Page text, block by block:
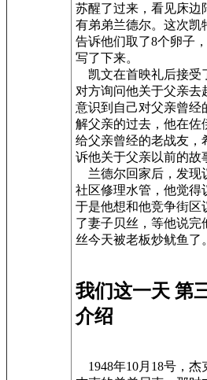
苏醒了过来，看见床边
有弟弟兰德尔。这次凯
告诉他们取了8个卵子
写了下来。
凯文在首映礼后接受
对方询问他关于父亲去
意识到自己对父亲曾经
解父亲的过去，他在佐
给父亲曾经的老战友，
诉他关于父亲以前的故
兰德尔回家后，发现
社区修理水管，他觉得
于是他想和他竞争街区
了妻子贝丝，等他说完
丝今天被老板炒鱿鱼了。
我们这一天 第
介绍
1948年10月18号，杰